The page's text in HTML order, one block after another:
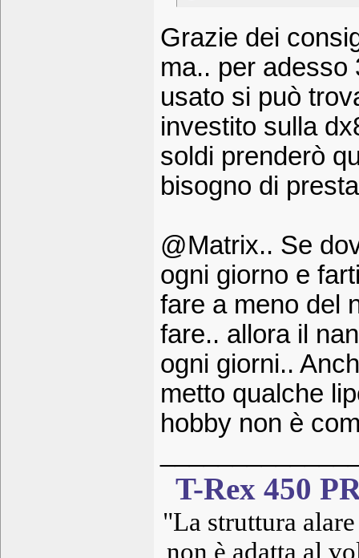
Grazie dei
ma.. per adesso
usato si può
investito sulla
soldi prenderò
bisogno di
@Matrix.. Se
ogni giorno e
fare a meno del
fare.. allora il
ogni giorni..
metto qualche
hobby non è
T-Rex 450
"La struttura
non è adatta al